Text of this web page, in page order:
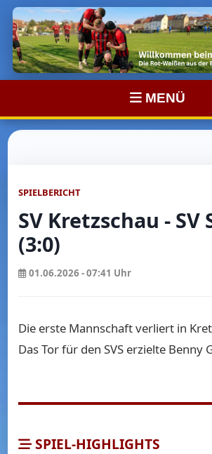
MENÜ
SPIELBERICHT
SV Kretzschau - SV
(3:0)
01.06.2026 - 07:41 Uhr
Die erste Mannschaft verliert in
Das Tor für den SVS erzielte Benny
SPIEL-HIGHLIGHTS